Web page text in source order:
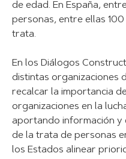
de edad. En España,
personas, entre ellas
trata.
En los Diálogos
distintas organizaciones
recalcar la importancia
organizaciones en la
aportando información y
de la trata de personas
los Estados alinear